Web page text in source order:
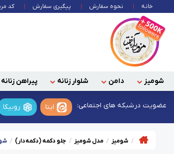
خانه نحوه سفارش پیگیری سفارش کد
شومیز دامن شلوار زنانه پیراهن زنانه
عضویت درشبکه های اجتماعی: ایتا روبیکا
شومیز مدل شومیز جلو دکمه (دکمه‌دار)